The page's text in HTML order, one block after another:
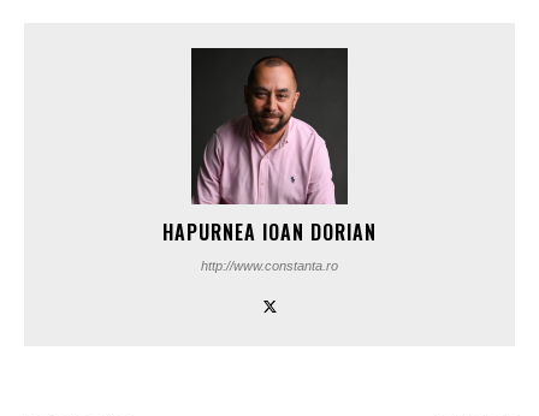
HAPURNEA IOAN DORIAN
http://www.constanta.ro